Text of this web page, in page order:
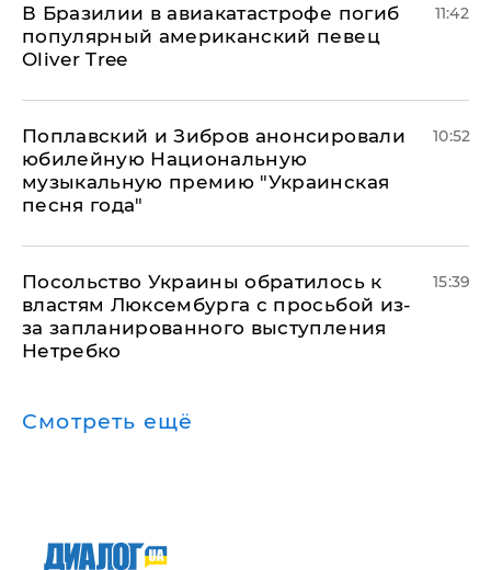
В Бразилии в авиакатастрофе погиб
популярный американский певец
Oliver Tree
11:42
Поплавский и Зибров анонсировали
юбилейную Национальную
музыкальную премию "Украинская
песня года"
10:52
Посольство Украины обратилось к
властям Люксембурга с просьбой из-
за запланированного выступления
Нетребко
15:39
Смотреть ещё